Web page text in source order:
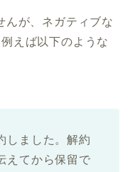
んが、ネガティブな
えば以下のような
しました。解約
えてから保留で